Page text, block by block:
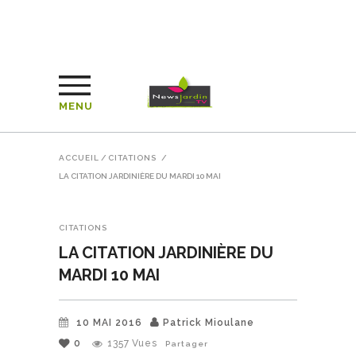
MENU
ACCUEIL / CITATIONS /
LA CITATION JARDINIÈRE DU MARDI 10 MAI
CITATIONS
LA CITATION JARDINIÈRE DU
MARDI 10 MAI
10 MAI 2016
Patrick Mioulane
0
1357 Vues Partager